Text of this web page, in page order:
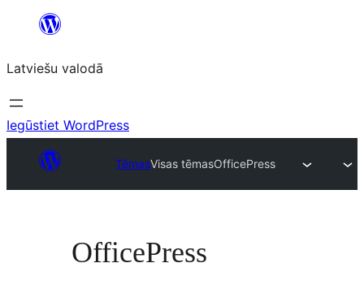
Pāriet
saturu
Latviešu valodā
Iegūstiet WordPress
TēmasVisas tēmasOfficePress
OfficePress